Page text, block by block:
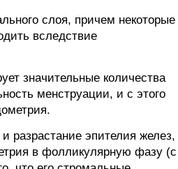
слоя, причем некоторые
вследствие
значительные количества
менструации, и с этого
разрастание эпителия желез,
в фолликулярную фазу (с